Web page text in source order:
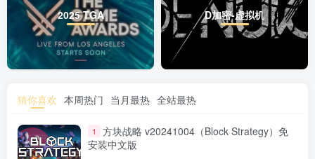
2025 TGA D加密-虚拟机
猜你喜欢 本周热门 当月最热 全站最热
1
方块战略 v20241004（Block Strategy）免
安装中文版